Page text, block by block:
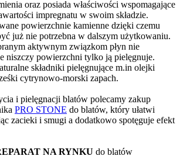
oraz posiada właściwości wspomagające
impregnatu w swoim składzie.
powierzchnie kamienne dzięki czemu
już nie potrzebna w dalszym użytkowaniu.
aktywnym związkom płyn nie
niszczy powierzchni tylko ją pielęgnuje.
składniki pielęgnujące m.in olejki
cytrynowo-morski zapach.
i pielęgnacji blatów polecamy zakup
PRO STONE do blatów, który ułatwi
zacieki i smugi a dodatkowo spotęguje efekt
NA RYNKU do blatów